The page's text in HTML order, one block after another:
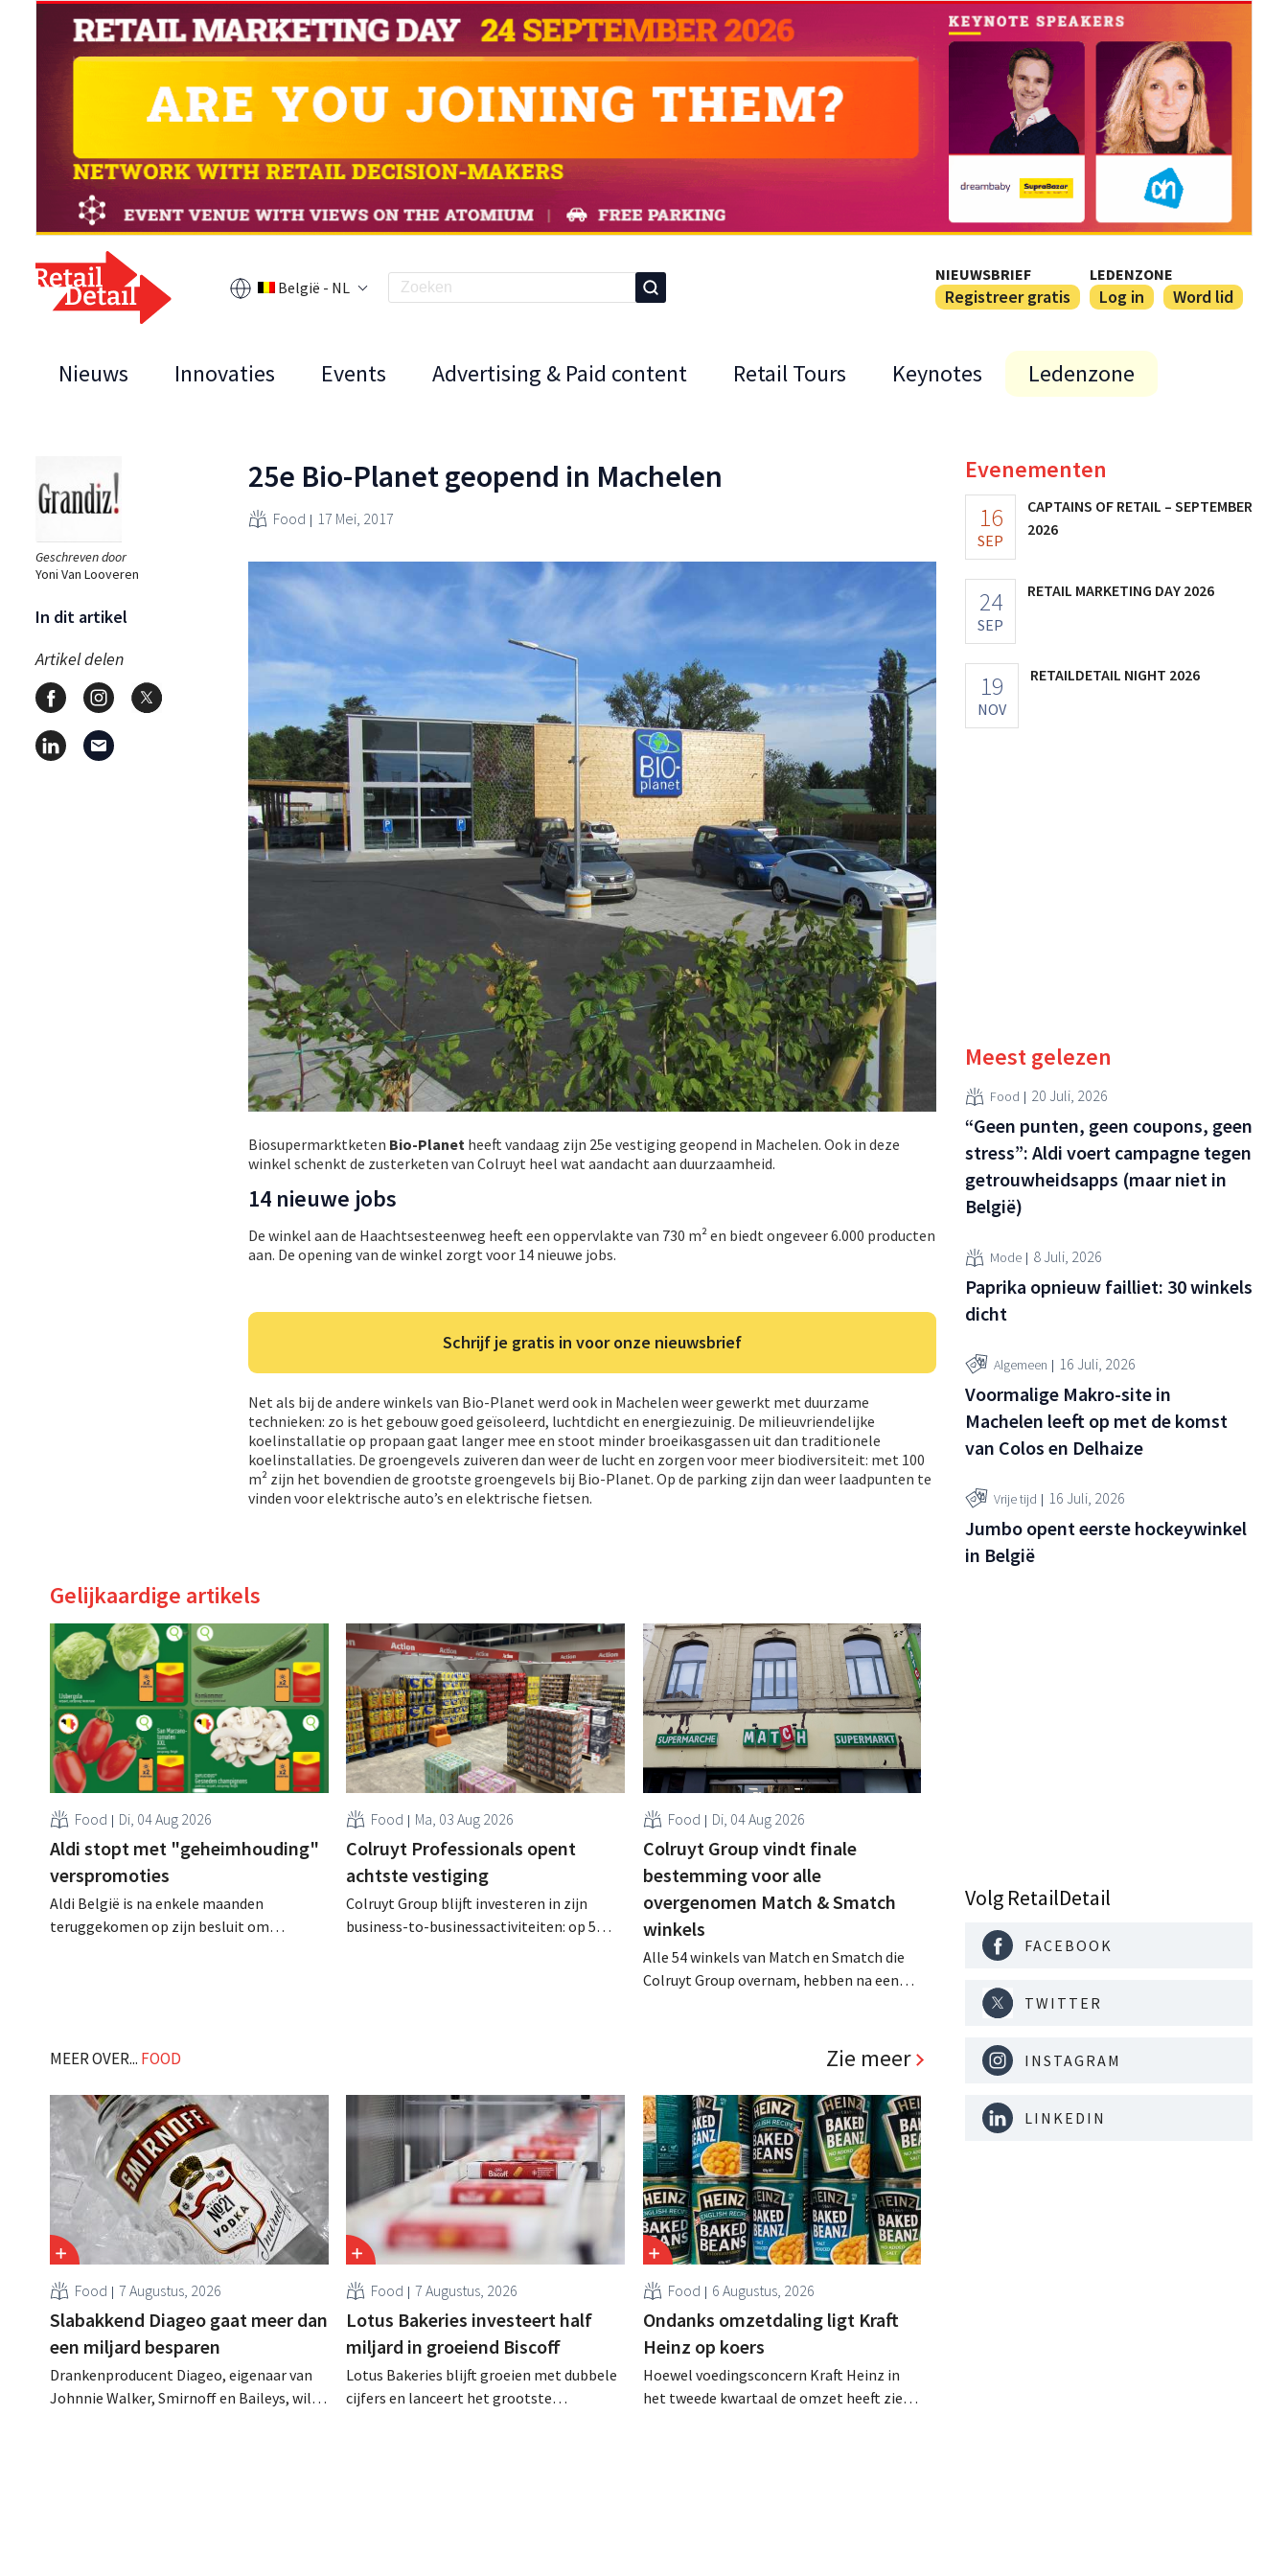
België - NL
NIEUWSBRIEF
Registreer gratis
LEDENZONE
Log in Word lid
Nieuws Innovaties Events Advertising & Paid content Retail Tours Keynotes Ledenzone
Geschreven door
Yoni Van Looveren
In dit artikel
Artikel delen
25e Bio-Planet geopend in Machelen
Food 17 Mei, 2017
Biosupermarktketen Bio-Planet heeft vandaag zijn 25e vestiging geopend in Machelen. Ook in deze
winkel schenkt de zusterketen van Colruyt heel wat aandacht aan duurzaamheid.
14 nieuwe jobs
De winkel aan de Haachtsesteenweg heeft een oppervlakte van 730 m² en biedt ongeveer 6.000 producten
aan. De opening van de winkel zorgt voor 14 nieuwe jobs.
Schrijf je gratis in voor onze nieuwsbrief
Net als bij de andere winkels van Bio-Planet werd ook in Machelen weer gewerkt met duurzame
technieken: zo is het gebouw goed geïsoleerd, luchtdicht en energiezuinig. De milieuvriendelijke
koelinstallatie op propaan gaat langer mee en stoot minder broeikasgassen uit dan traditionele
koelinstallaties. De groengevels zuiveren dan weer de lucht en zorgen voor meer biodiversiteit: met 100
m² zijn het bovendien de grootste groengevels bij Bio-Planet. Op de parking zijn dan weer laadpunten te
vinden voor elektrische auto’s en elektrische fietsen.
Gelijkaardige artikels
Food Di, 04 Aug 2026
Aldi stopt met "geheimhouding"
verspromoties
Aldi België is na enkele maanden
teruggekomen op zijn besluit om
Food Ma, 03 Aug 2026
Colruyt Professionals opent
achtste vestiging
Colruyt Group blijft investeren in zijn
business-to-businessactiviteiten: op 5
Food Di, 04 Aug 2026
Colruyt Group vindt finale
bestemming voor alle
overgenomen Match & Smatch
winkels
Alle 54 winkels van Match en Smatch die
Colruyt Group overnam, hebben na een
die bestemming voor sommige panden
MEER OVER... FOOD Zie meer
Food 7 Augustus, 2026
Slabakkend Diageo gaat meer dan
een miljard besparen
Drankenproducent Diageo, eigenaar van
Johnnie Walker, Smirnoff en Baileys, wil
Food 7 Augustus, 2026
Lotus Bakeries investeert half
miljard in groeiend Biscoff
Lotus Bakeries blijft groeien met dubbele
cijfers en lanceert het grootste
Food 6 Augustus, 2026
Ondanks omzetdaling ligt Kraft
Heinz op koers
Hoewel voedingsconcern Kraft Heinz in
het tweede kwartaal de omzet heeft zien
Evenementen
16
SEP
CAPTAINS OF RETAIL – SEPTEMBER
2026
24
SEP
RETAIL MARKETING DAY 2026
19
NOV
RETAILDETAIL NIGHT 2026
Meest gelezen
Food 20 Juli, 2026
“Geen punten, geen coupons, geen
stress”: Aldi voert campagne tegen
getrouwheidsapps (maar niet in
België)
Mode 8 Juli, 2026
Paprika opnieuw failliet: 30 winkels
dicht
Algemeen 16 Juli, 2026
Voormalige Makro-site in
Machelen leeft op met de komst
van Colos en Delhaize
Vrije tijd 16 Juli, 2026
Jumbo opent eerste hockeywinkel
in België
Volg RetailDetail
FACEBOOK
TWITTER
INSTAGRAM
LINKEDIN